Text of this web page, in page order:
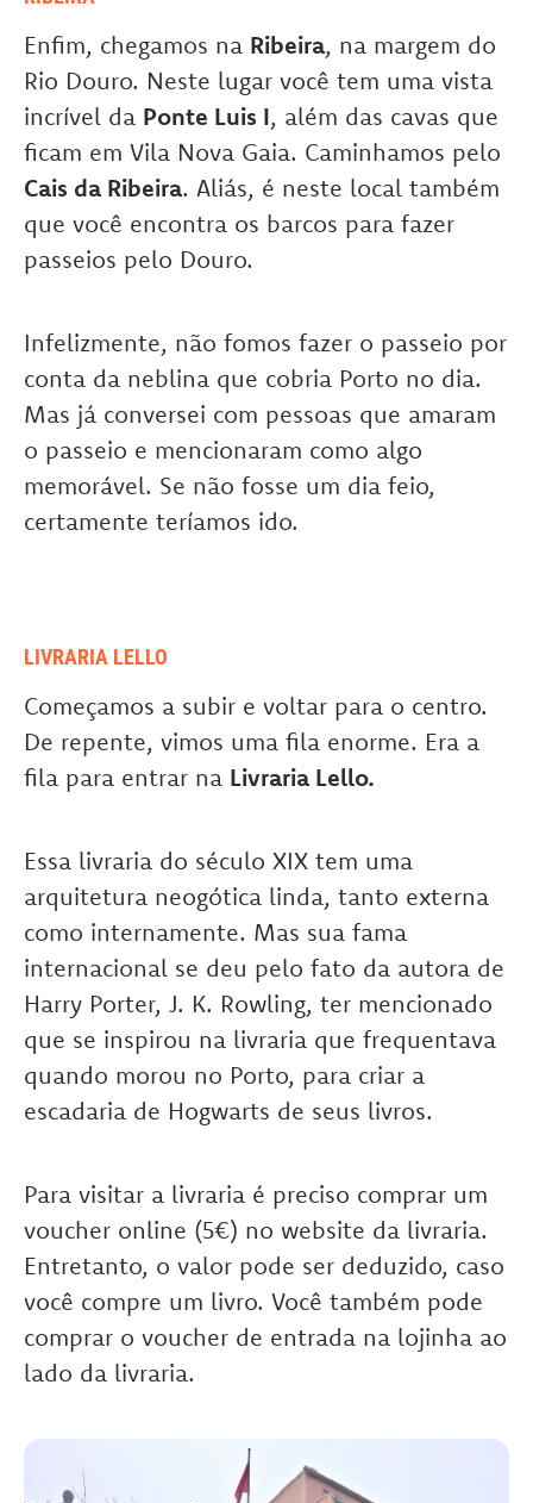
Enfim, chegamos na Ribeira, na margem do
Rio Douro. Neste lugar você tem uma vista
incrível da Ponte Luis I, além das cavas que
ficam em Vila Nova Gaia. Caminhamos pelo
Cais da Ribeira. Aliás, é neste local também
que você encontra os barcos para fazer
passeios pelo Douro.
Infelizmente, não fomos fazer o passeio por
conta da neblina que cobria Porto no dia.
Mas já conversei com pessoas que amaram
o passeio e mencionaram como algo
memorável. Se não fosse um dia feio,
certamente teríamos ido.
LIVRARIA LELLO
Começamos a subir e voltar para o centro.
De repente, vimos uma fila enorme. Era a
fila para entrar na Livraria Lello.
Essa livraria do século XIX tem uma
arquitetura neogótica linda, tanto externa
como internamente. Mas sua fama
internacional se deu pelo fato da autora de
Harry Porter, J. K. Rowling, ter mencionado
que se inspirou na livraria que frequentava
quando morou no Porto, para criar a
escadaria de Hogwarts de seus livros.
Para visitar a livraria é preciso comprar um
voucher online (5€) no website da livraria.
Entretanto, o valor pode ser deduzido, caso
você compre um livro. Você também pode
comprar o voucher de entrada na lojinha ao
lado da livraria.